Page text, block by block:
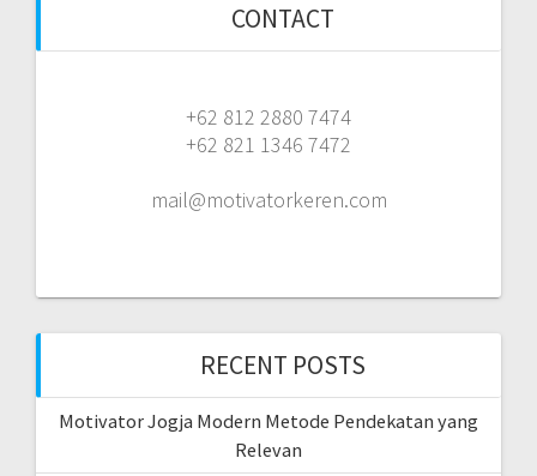
CONTACT
+62 812 2880 7474
+62 821 1346 7472
mail@motivatorkeren.com
RECENT POSTS
Motivator Jogja Modern Metode Pendekatan yang
Relevan